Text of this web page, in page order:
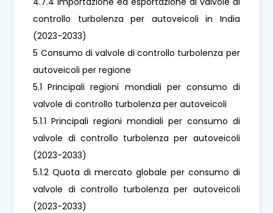
controllo turbolenza per autoveicoli in India
(2023-2033)
5 Consumo di valvole di controllo turbolenza per
autoveicoli per regione
5.1 Principali regioni mondiali per consumo di
valvole di controllo turbolenza per autoveicoli
5.1.1 Principali regioni mondiali per consumo di
valvole di controllo turbolenza per autoveicoli
(2023-2033)
5.1.2 Quota di mercato globale per consumo di
valvole di controllo turbolenza per autoveicoli
(2023-2033)